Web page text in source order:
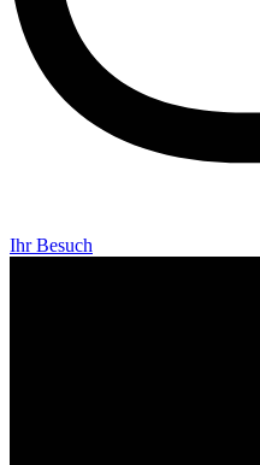
Ihr Besuch